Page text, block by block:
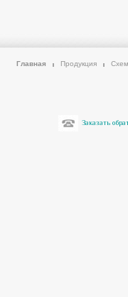
Главная Продукция
Заказать